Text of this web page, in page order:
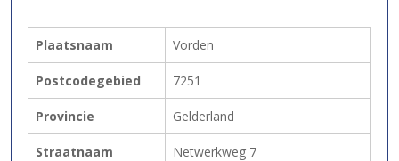
Plaatsnaam Vorden
Postcodegebied 7251
Provincie Gelderland
Straatnaam Netwerkweg 7